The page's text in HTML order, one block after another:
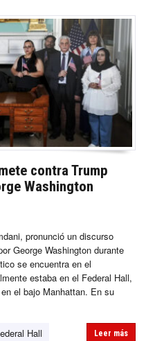
contra Trump
Washington
pronunció un discurso
George Washington durante
se encuentra en el
estaba en el Federal Hall,
el bajo Manhattan. En su
Hall
Leer más